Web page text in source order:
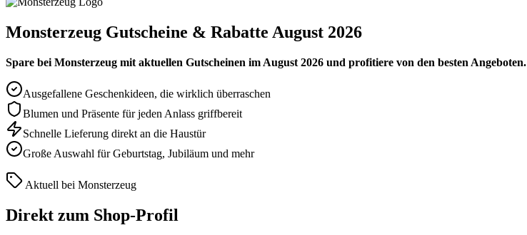
Monsterzeug Gutscheine & Rabatte August 2026
Spare bei Monsterzeug mit aktuellen Gutscheinen im August 2026 und profitiere von den besten Angeboten.
Ausgefallene Geschenkideen, die wirklich überraschen
Blumen und Präsente für jeden Anlass griffbereit
Schnelle Lieferung direkt an die Haustür
Große Auswahl für Geburtstag, Jubiläum und mehr
Aktuell bei Monsterzeug
Direkt zum Shop-Profil